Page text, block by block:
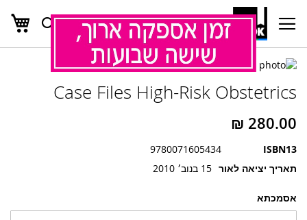
Skip
Content
חפש
אסמכתא
Case Files High-Risk Obstetrics
ISBN13
9780071605434
תאריך יציאה לאור 15 בנוב׳ 2010
לדלג
של
תמונות
להתחלה
גלריית
תמונות